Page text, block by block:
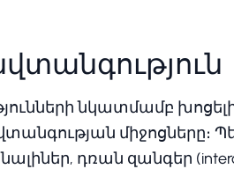
նկատմամբ խոցելի
միջոցները։
դռան զանգեր